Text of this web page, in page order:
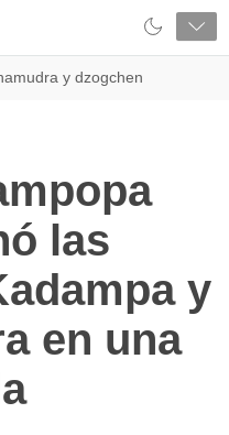
y dzogchen
las
y
en una